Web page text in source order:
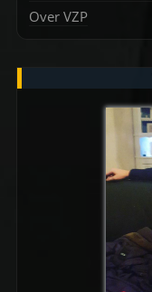
Over VZP